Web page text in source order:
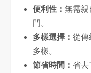
便利性：無需親
門。
多樣選擇：從傳
多樣。
節省時間：省去